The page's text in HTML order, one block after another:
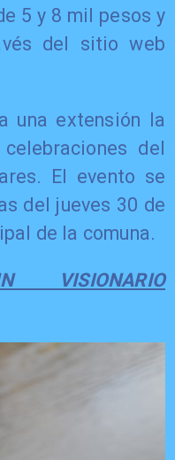
5 y 8 mil pesos y
del sitio web
una extensión la
del
El evento se
del jueves 30 de
de la comuna.
VISIONARIO